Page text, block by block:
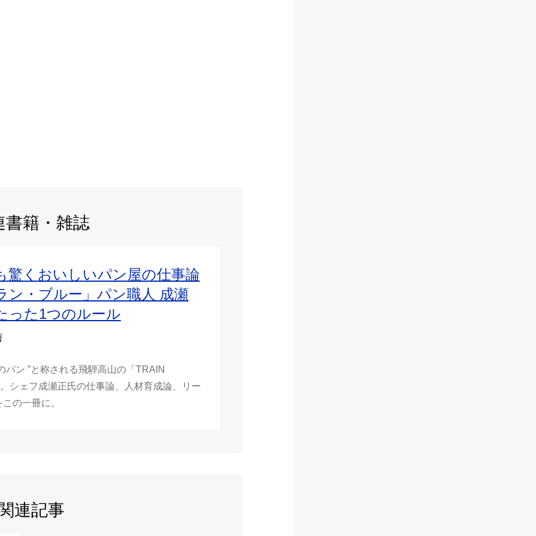
書籍・雑誌
驚くおいしいパン屋の仕事論
ン・ブルー」パン職人 成瀬
った1つのルール
パン ”と称される飛騨高山の「TRAIN
シェフ成瀬正氏の仕事論、人材育成論、リー
の一冊に。
連記事